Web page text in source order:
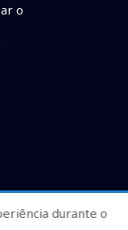
o
durante o